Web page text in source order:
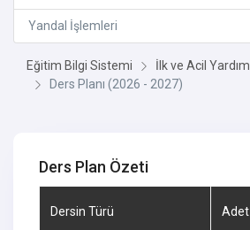
Yandal İşlemleri
Eğitim Bilgi Sistemi
İlk ve Acil Yardım
Ders Planı (2026 - 2027)
Ders Plan Özeti
Dersin Türü Adet